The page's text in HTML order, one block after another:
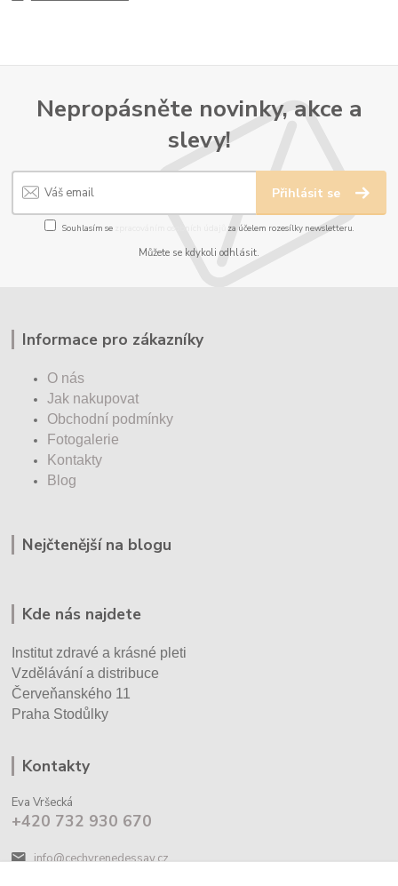
Nepropásněte novinky, akce a
slevy!
Přihlásit se
Souhlasím se za účelem rozesílky newsletteru.
Můžete se kdykoli odhlásit.
Informace pro zákazníky
O nás
Jak nakupovat
Obchodní podmínky
Fotogalerie
Kontakty
Blog
Nejčtenější na blogu
Kde nás najdete
Institut zdravé a krásné pleti
Vzdělávání a distribuce
Červeňanského 11
Praha Stodůlky
Kontakty
Eva Vršecká
+420 732 930 670
info@cechyrenedessay.cz